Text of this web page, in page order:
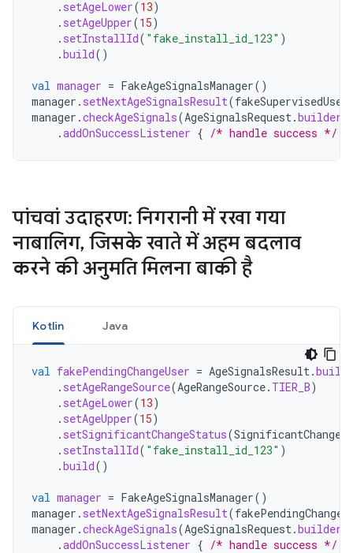
. setAgeLower(13)
. setAgeUpper(15)
. setInstallId( "fake_install_id_123" )
.build()
val manager = FakeAgeSignalsManager()
manager . setNextAgeSignalsResult(fakeSupervisedUser
manager .checkAgeSignals(AgeSignalsRequest.builder
.addOnSuccessListener { /* handle success */
पांचवां उदाहरण: निगरानी में रखा गया
नाबालिग, जिसके खाते में अहम बदलाव
करने की अनुमति मिलना बाकी है
Kotlin Java
val fakePendingChangeUser = AgeSignalsResult.
. setAgeRangeSource(AgeRangeSource. TIER_B)
. setAgeLower(13)
. setAgeUpper(15)
. setSignificantChangeStatus(
. setInstallId( "fake_install_id_123" )
.build()
val manager = FakeAgeSignalsManager()
manager . setNextAgeSignalsResult(
manager .checkAgeSignals(AgeSignalsRequest.builder
.addOnSuccessListener { /* handle success */